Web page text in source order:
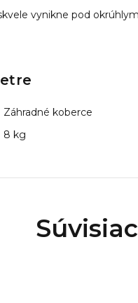
vynikne pod
Záhradné koberce
8 kg